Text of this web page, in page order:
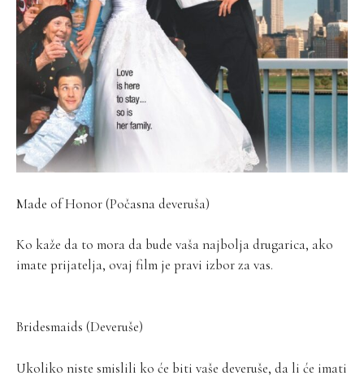
Made of Honor (Počasna deveruša)
Ko kaže da to mora da bude vaša najbolja drugarica, ako
imate prijatelja, ovaj film je pravi izbor za vas.
Bridesmaids (Deveruše)
Ukoliko niste smislili ko će biti vaše deveruše, da li će imati